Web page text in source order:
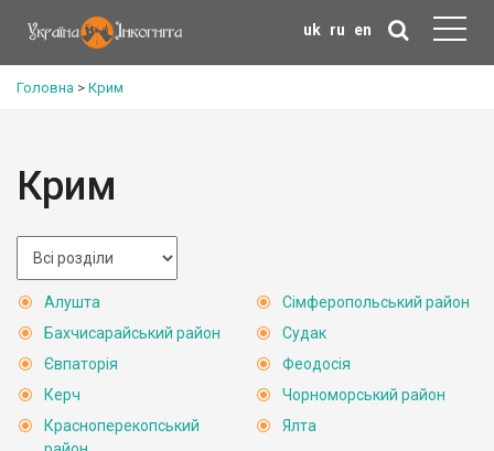
uk ru en
Головна > Крим
Крим
Алушта
Бахчисарайський район
Євпаторія
Керч
Красноперекопський
Сімферопольський район
Судак
Феодосія
Чорноморський район
Ялта